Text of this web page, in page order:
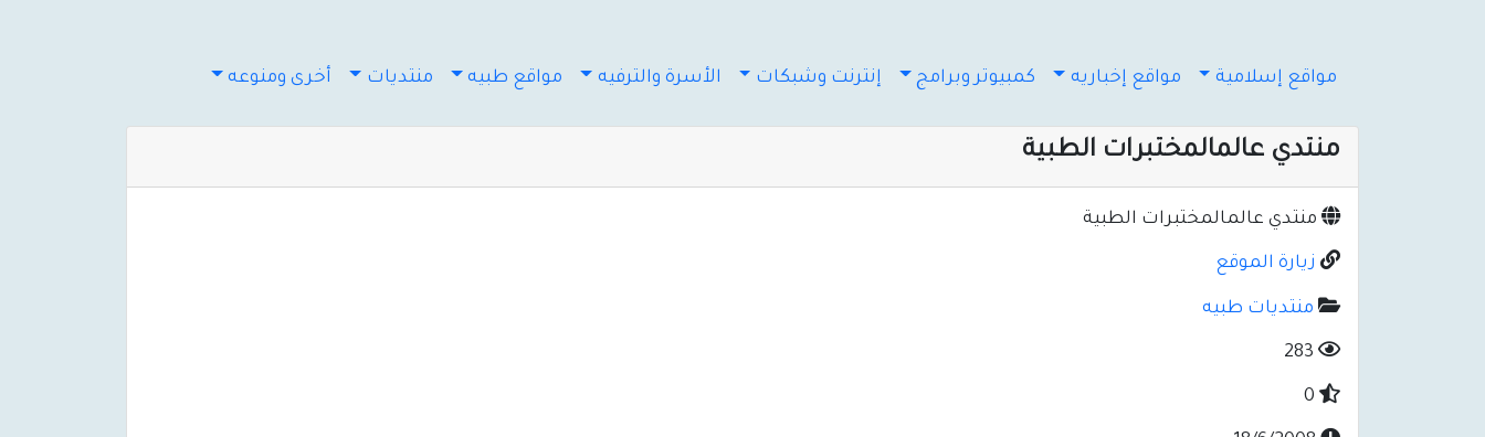
مواقع إسلامية مواقع إخباريه كمبيوتر وبرامج إنترنت وشبكات الأسرة والترفيه مواقع طبيه منتديات أخرى ومنوعه
منتدي عالمالمختبرات الطبية
منتدي عالمالمختبرات الطبية
زيارة الموقع
منتديات طبيه